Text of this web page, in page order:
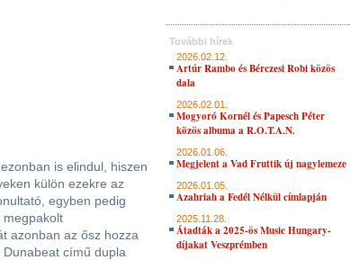
is elindul, hiszen
külön ezekre az
egyben pedig
megpakolt
azonban az ősz hozza
című dupla
További hírek
2026.02.12.
Artúr Rambo és Bérczesi Robi közös
dala
2026.02.01.
Mogyoró Kornél és Papesch Péter
közös albuma a R.O.T.A.N.
2026.01.06.
Megjelent a Vad Fruttik új nagylemeze
2026.01.05.
Azahriah a Fedél Nélkül címlapján
2025.11.28.
Átadták a 2025-ös Music Hungary-
díjakat Veszprémben